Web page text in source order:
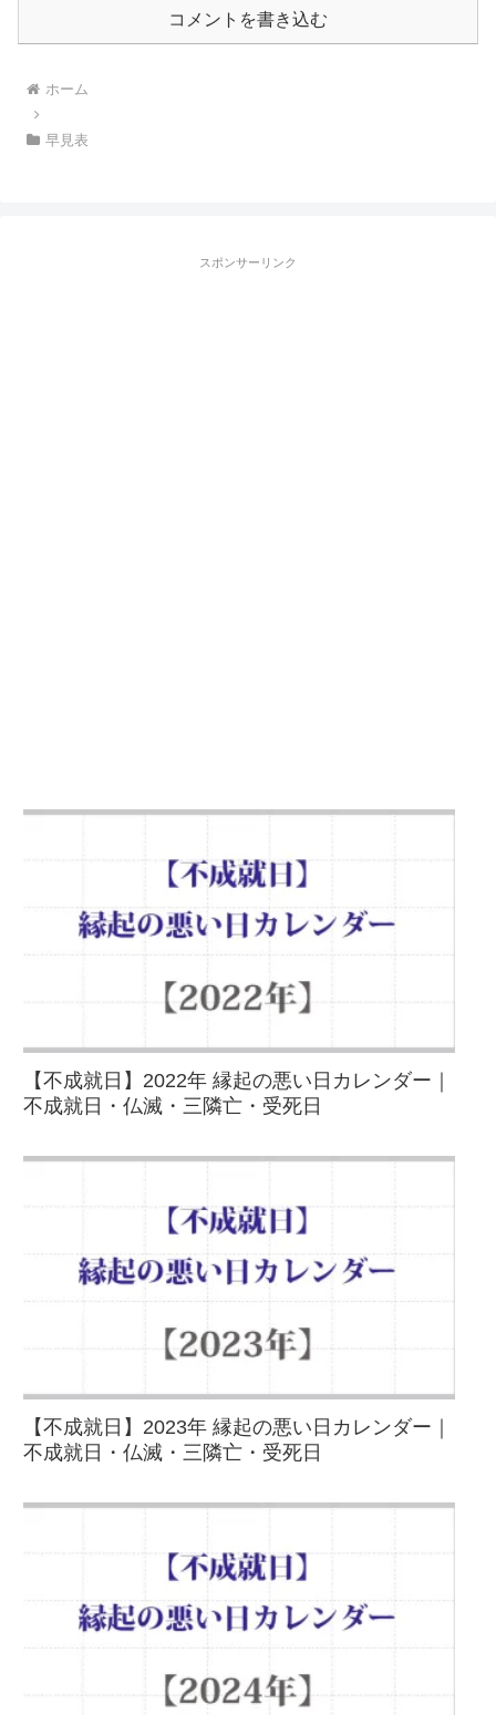
コメントを書き込む
ホーム
早見表
スポンサーリンク
【不成就日】2022年 縁起の悪い日カレンダー｜
不成就日・仏滅・三隣亡・受死日
【不成就日】2023年 縁起の悪い日カレンダー｜
不成就日・仏滅・三隣亡・受死日